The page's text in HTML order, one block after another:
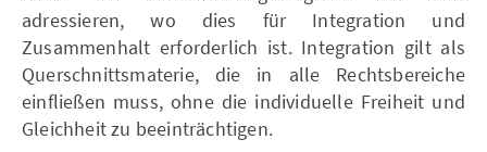
adressieren, wo dies für Integration und
Zusammenhalt erforderlich ist. Integration gilt als
Querschnittsmaterie, die in alle Rechtsbereiche
einfließen muss, ohne die individuelle Freiheit und
Gleichheit zu beeinträchtigen.